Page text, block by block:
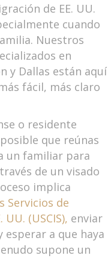
de EE. UU.
cuando
Nuestros
en
y Dallas están aquí
fácil, más claro
o residente
que reúnas
un familiar para
de un visado
implica
Servicios de
(USCIS), enviar
a que haya
supone un